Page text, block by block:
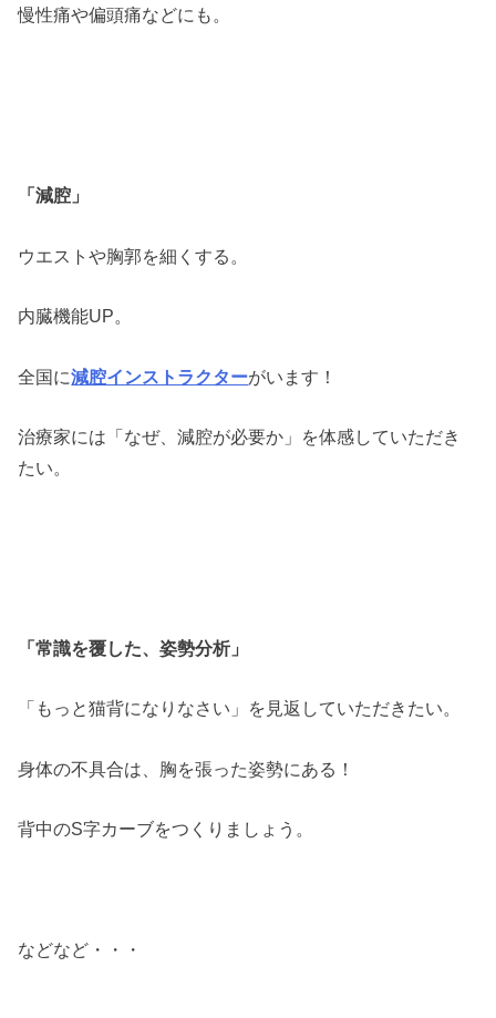
慢性痛や偏頭痛などにも。
「減腔」
ウエストや胸郭を細くする。
内臓機能UP。
全国に減腔インストラクターがいます！
治療家には「なぜ、減腔が必要か」を体感していただき
たい。
「常識を覆した、姿勢分析」
「もっと猫背になりなさい」を見返していただきたい。
身体の不具合は、胸を張った姿勢にある！
背中のS字カーブをつくりましょう。
などなど・・・